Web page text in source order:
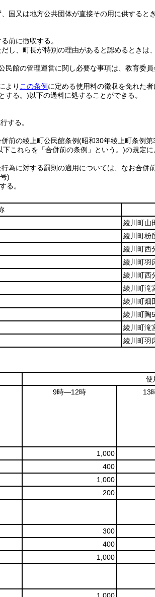
国又は地方公共団体が直接その用に供する
前に徴収する。
だし、町長が特別の理由があると認めるときは
民館の管理運営に関し必要な事項は、教育委員
より この条例 に定める使用料の徴収を免れた
する。)以下の過料に処することができる。
する。
前の綾上町公民館条例(昭和30年綾上町条例第
下これらを「合併前の条例」という。)の規定
為に対する罰則の適用については、なお合併
)
る。
綾川町山
綾川町枌
綾川町西
綾川町羽
綾川町西
綾川町滝
綾川町畑
綾川町陶
綾川町滝
綾川町羽
使
9時―12時 13
1,000
400
1,000
200
300
400
1,000